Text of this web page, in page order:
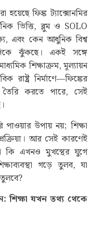
হয়েছে ফিঙ্ক ট্যাক্সোনমির
ভিত্তি, ব্লুম ও SOLO
এবং কেন আধুনিক বিশ্ব
ঝুঁকছে। একই সঙ্গে
শিক্ষাক্রম, মূল্যায়ন
রাষ্ট্র নির্মাণে—ফিঙ্কের
করতে পারে, সেই
পাওয়ার উপায় নয়; শিক্ষা
আর সেই কারণেই
এখনও মুখস্থের যুগে
গড়ে তুলব, যা
শিক্ষা যখন তথ্য থেকে